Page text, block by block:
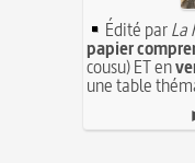
Édité parLa
papier
cousu) ET en
une table